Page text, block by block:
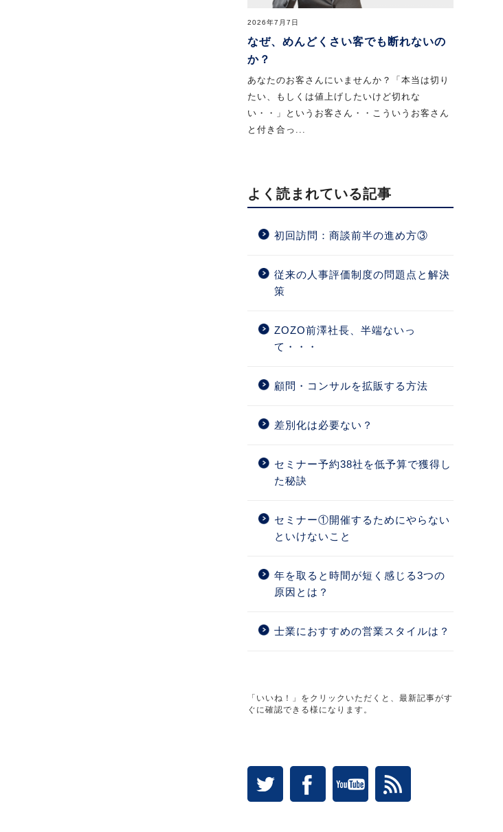
2026年7月7日
なぜ、めんどくさい客でも断れないの
か？
あなたのお客さんにいませんか？「本当は切り
たい、もしくは値上げしたいけど切れな
い・・」というお客さん・・こういうお客さん
と付き合っ...
よく読まれている記事
初回訪問：商談前半の進め方③
従来の人事評価制度の問題点と解決
策
ZOZO前澤社長、半端ないっ
て・・・
顧問・コンサルを拡販する方法
差別化は必要ない？
セミナー予約38社を低予算で獲得し
た秘訣
セミナー①開催するためにやらない
といけないこと
年を取ると時間が短く感じる3つの
原因とは？
士業におすすめの営業スタイルは？
「いいね！」をクリックいただくと、最新記事がす
ぐに確認できる様になります。